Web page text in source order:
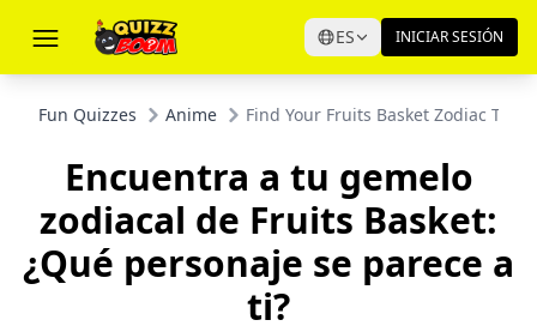
ES INICIAR SESIÓN
Fun Quizzes Anime Find Your Fruits Basket Zodiac
Encuentra a tu gemelo
zodiacal de Fruits Basket:
¿Qué personaje se parece a
ti?